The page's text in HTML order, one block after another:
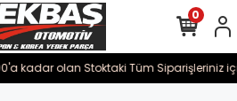
kadar olan Stoktaki Tüm Siparişleriniz
0